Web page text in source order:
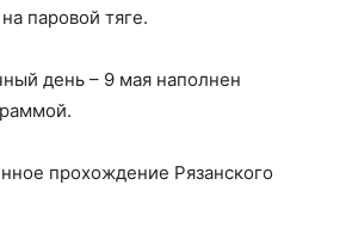
паровой тяге.
день – 9 мая наполнен
прохождение Рязанского